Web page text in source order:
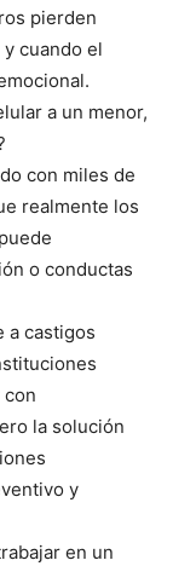
pierden
cuando el
a un menor,
con miles de
realmente los
o conductas
a castigos
la solución
y
en un